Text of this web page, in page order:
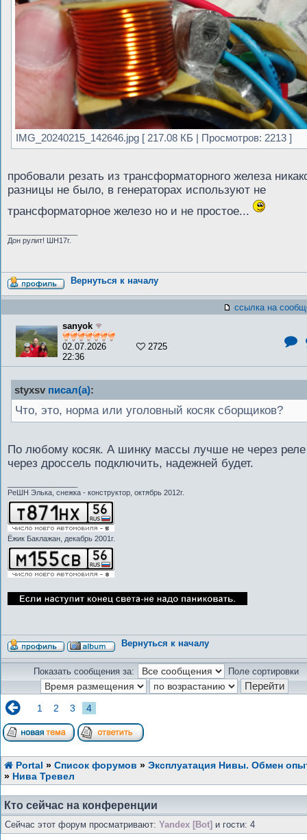
IMG_20240215_142646.jpg [ 217.08 КБ | Просмотров: 2213 ]
пробовали резать из трансформаторного железа
разницы не было, в генераторах используют не
трансформаторное железо но и не простое...
Дон рулит! ШН17г.
Вернуться к началу
ссылка на
sanyok
02.07.2026
22:36
2725
styxsv писал(а):
Что, это, норма или уголовный косяк сборщиков?
По любому косяк. А шинку массы лучше не через
через дроссель подключить, надежней будет.
РеШН Элька, снежка - конструктор, октябрь 2012г.
Ёжик Баклажан, декабрь 2001г.
Вернуться к началу
Показать сообщения за: Поле сортировки
1 2 3 4
Portal » Список форумов » Эксплуатация Нивы. Обмен
» Нива Тревел
Кто сейчас на конференции
Сейчас этот форум просматривают: Yandex [Bot] и гости: 4